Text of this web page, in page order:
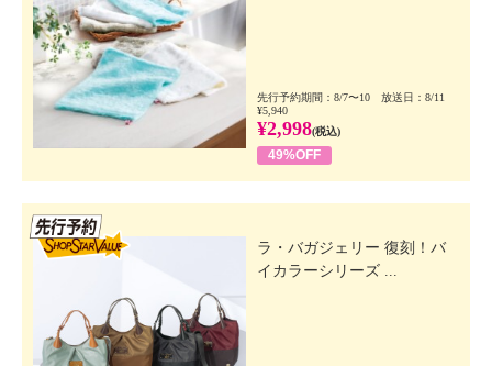
先行予約期間：8/7〜10 放送日：8/11
¥5,940
¥2,998(税込)
49%OFF
ラ・バガジェリー 復刻！バ
イカラーシリーズ ...